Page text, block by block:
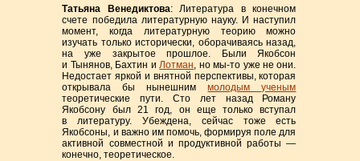
Татьяна Венедиктова:Литература в конечном
счете победила литературную науку. И наступил
момент, когда литературную теорию можно
изучать только исторически, оборачиваясь назад,
на уже закрытое прошлое. Были Якобсон
и Тынянов, Бахтин и Лотман , номы-то уже не они.
Недостает яркой и внятной перспективы, которая
открывала бы нынешниммолодым ученым
теоретические пути. Сто лет назад Роману
Якобсону был 21 год, он еще только вступал
в литературу. Убеждена, сейчас тоже есть
Якобсоны, и важно им помочь, формируя поле для
активной совместной и продуктивной работы —
конечно, теоретическое.